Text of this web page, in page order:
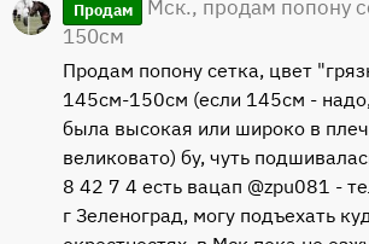
Продам
Мск., продам попону
150см
Продам попону сетка, цвет
145см-150см (если 145см -
была высокая или широко в
великовато) бу, чуть
8 42 7 4 есть вацап @zpu081 -
г Зеленоград, могу подъехать